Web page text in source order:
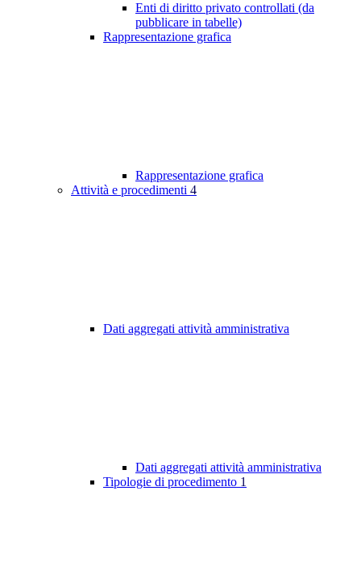
Enti di diritto privato controllati (da
pubblicare in tabelle)
Rappresentazione grafica
Rappresentazione grafica
Attività e procedimenti 4
Dati aggregati attività amministrativa
Dati aggregati attività amministrativa
Tipologie di procedimento 1